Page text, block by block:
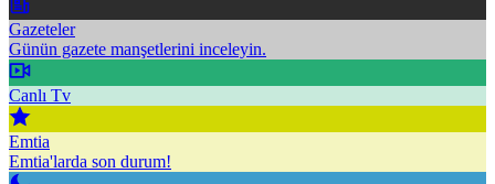
Gazeteler
Günün gazete manşetlerini inceleyin.
Canlı Tv
Emtia
Emtia'larda son durum!